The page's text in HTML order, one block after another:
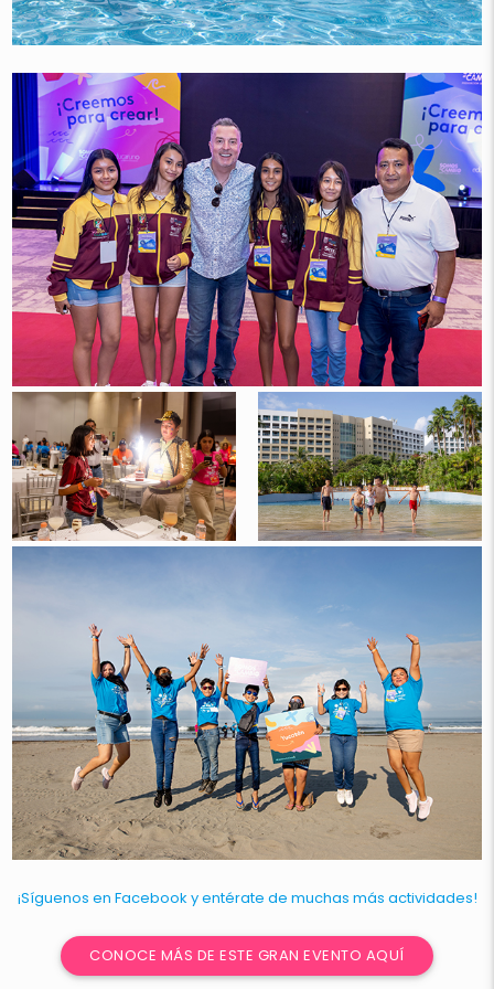
¡Síguenos en Facebook y entérate de muchas más actividades!
CONOCE MÁS DE ESTE GRAN EVENTO AQUÍ